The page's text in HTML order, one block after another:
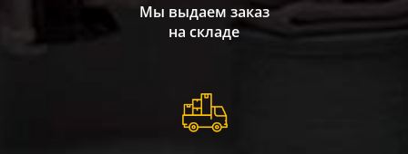
Мы выдаем заказ
на складе